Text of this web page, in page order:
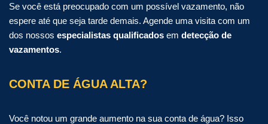
Se você está preocupado com um possível vazamento, não
espere até que seja tarde demais. Agende uma visita com um
dos nossos especialistas qualificados em detecção de
vazamentos.
CONTA DE ÁGUA ALTA?
Você notou um grande aumento na sua conta de água? Isso